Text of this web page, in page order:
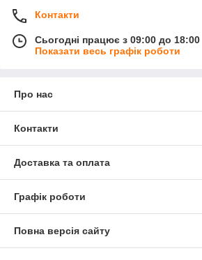
Контакти
Сьогодні працює з 09:00 до 18:00
Показати весь графік роботи
Про нас
Контакти
Доставка та оплата
Графік роботи
Повна версія сайту